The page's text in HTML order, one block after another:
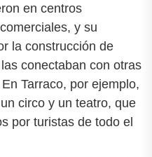
en centros
y su
la construcción de
conectaban con otras
Tarraco, por ejemplo,
circo y un teatro, que
por turistas de todo el